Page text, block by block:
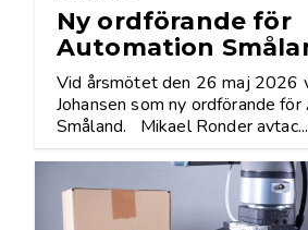
Ny ordförande för
Automation
Vid årsmötet den 26 maj 2026
Johansen som ny ordförande
Småland. Mikael Ronder avtac...